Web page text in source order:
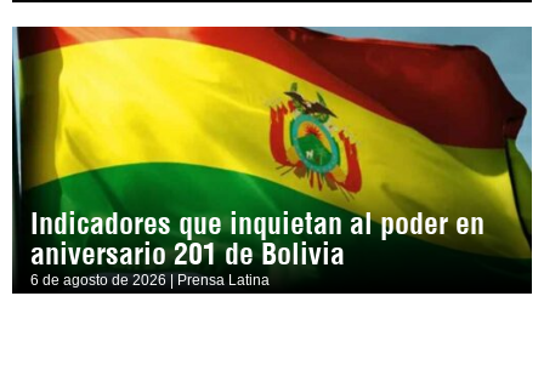
Indicadores que inquietan al poder en
aniversario 201 de Bolivia
6 de agosto de 2026 | Prensa Latina